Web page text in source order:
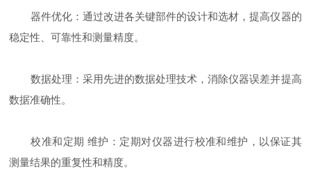
器件优化：通过改进各关键部件的设计和选材，提高仪器的
稳定性、可靠性和测量精度。
数据处理：采用先进的数据处理技术，消除仪器误差并提高
数据准确性。
校准和定期 维护：定期对仪器进行校准和维护，以保证其
测量结果的重复性和精度。